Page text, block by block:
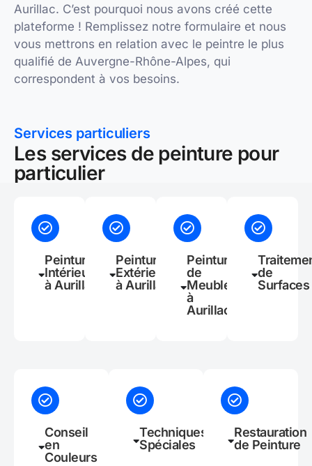
Aurillac. C’est pourquoi nous avons créé cette
plateforme ! Remplissez notre formulaire et nous
vous mettrons en relation avec le peintre le plus
qualifié de Auvergne-Rhône-Alpes, qui
correspondent à vos besoins.
Services particuliers
Les services de peinture pour
particulier
Peinture
Intérieure
à Aurillac
Peinture
Extérieure
à Aurillac
Peinture
de
Meubles
à
Aurillac
de
Surfaces
Conseil
en
Couleurs
Techniques
Spéciales
Restauration
de Peinture